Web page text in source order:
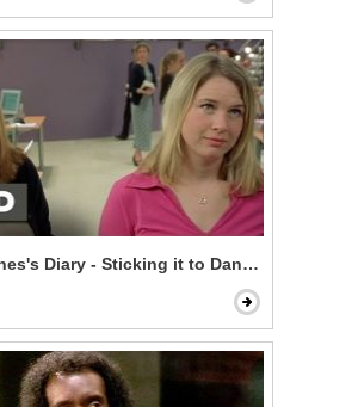
Diary - Sticking it to Daniel